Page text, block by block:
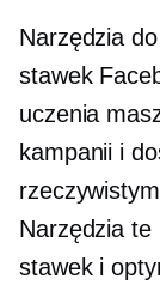
Narzędzia
stawek
uczenia
kampanii i
Narzędzia te
stawek i